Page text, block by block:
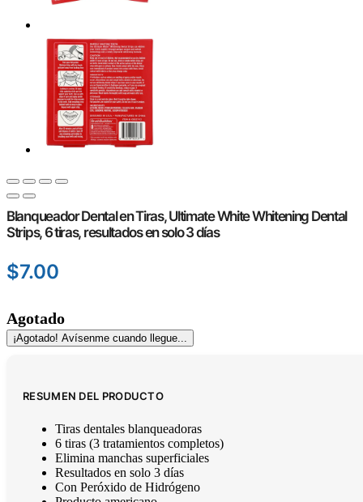
Blanqueador Dental en Tiras, Ultimate White Whitening Dental
Strips, 6 tiras, resultados en solo 3 días
$7.00
Agotado
¡Agotado! Avísenme cuando llegue...
RESUMEN DEL PRODUCTO
Tiras dentales blanqueadoras
6 tiras (3 tratamientos completos)
Elimina manchas superficiales
Resultados en solo 3 días
Con Peróxido de Hidrógeno